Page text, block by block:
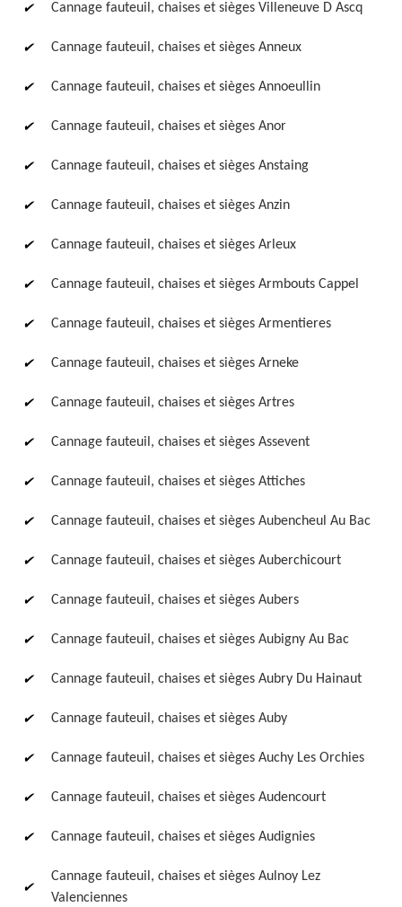
Restauration de fauteuil,
chaise et siège 59
Cannage fauteuil, chaises et sièges Villeneuve D Ascq
Cannage fauteuil, chaises et sièges Anneux
Cannage fauteuil, chaises et sièges Annoeullin
Cannage fauteuil, chaises et sièges Anor
Cannage fauteuil, chaises et sièges Anstaing
Cannage fauteuil, chaises et sièges Anzin
Cannage fauteuil, chaises et sièges Arleux
Cannage fauteuil, chaises et sièges Armbouts Cappel
Cannage fauteuil, chaises et sièges Armentieres
Cannage fauteuil, chaises et sièges Arneke
Cannage fauteuil, chaises et sièges Artres
Cannage fauteuil, chaises et sièges Assevent
Cannage fauteuil, chaises et sièges Attiches
Cannage fauteuil, chaises et sièges Aubencheul Au Bac
Cannage fauteuil, chaises et sièges Auberchicourt
Cannage fauteuil, chaises et sièges Aubers
Cannage fauteuil, chaises et sièges Aubigny Au Bac
Cannage fauteuil, chaises et sièges Aubry Du Hainaut
Cannage fauteuil, chaises et sièges Auby
Cannage fauteuil, chaises et sièges Auchy Les Orchies
Cannage fauteuil, chaises et sièges Audencourt
Cannage fauteuil, chaises et sièges Audignies
Cannage fauteuil, chaises et sièges Aulnoy Lez
Valenciennes